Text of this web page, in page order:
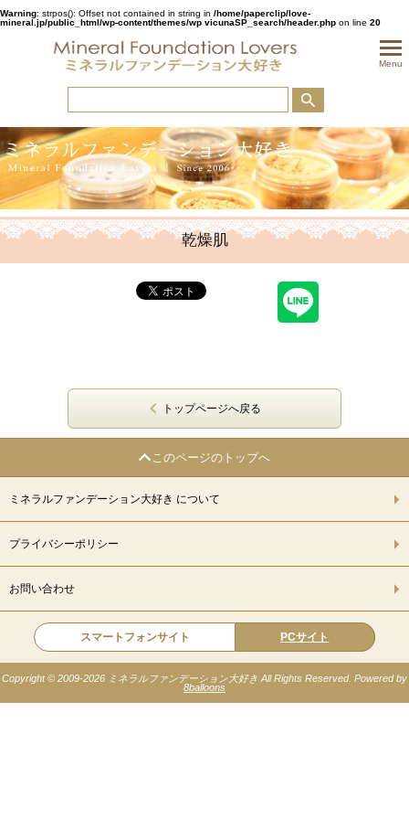
Warning: strpos(): Offset not contained in string in /home/paperclip/love-
mineral.jp/public_html/wp-content/themes/wp vicunaSP_search/header.php on line 20
Menu
乾燥肌
トップページへ戻る
このページのトップへ
ミネラルファンデーション大好き について
プライバシーポリシー
お問い合わせ
スマートフォンサイト PCサイト
Copyright © 2009-2026 ミネラルファンデーション大好き All Rights Reserved. Powered by
8balloons